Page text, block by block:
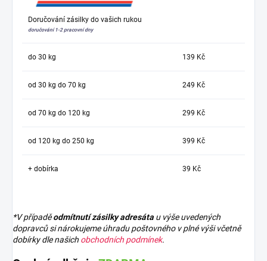
Doručování zásilky do vašich rukou
doručování 1-2 pracovní dny
do 30 kg 139 Kč
od 30 kg do 70 kg 249 Kč
od 70 kg do 120 kg 299 Kč
od 120 kg do 250 kg 399 Kč
+ dobírka 39 Kč
*V případěodmítnutí zásilky adresáta u výše uvedených
dopravců si nárokujeme úhradu poštovného v plné výši včetně
dobírky dle našich obchodních podmínek.